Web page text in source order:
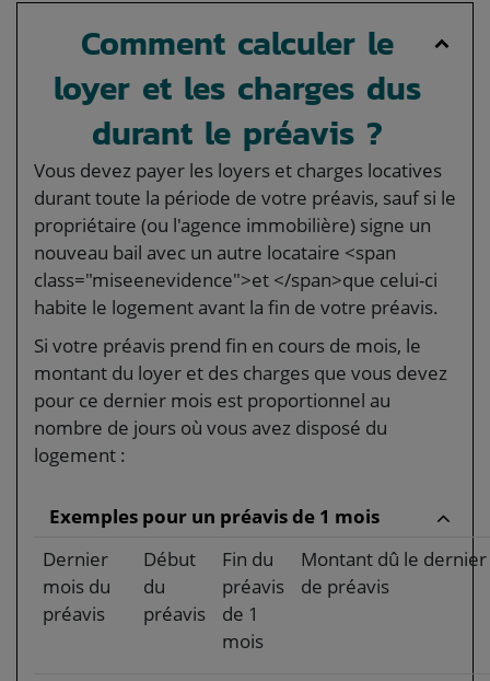
Comment calculer le
loyer et les charges dus
durant le préavis ?
Vous devez payer les loyers et charges locatives
durant toute la période de votre préavis, sauf si le
propriétaire (ou l'agence immobilière) signe un
nouveau bail avec un autre locataire <span
class="miseenevidence">et </span>que celui-ci
habite le logement avant la fin de votre préavis.
Si votre préavis prend fin en cours de mois, le
montant du loyer et des charges que vous devez
pour ce dernier mois est proportionnel au
nombre de jours où vous avez disposé du
logement :
Exemples pour un préavis de 1 mois
Dernier
mois du
préavis
Début
du
préavis
Fin du
préavis
de 1
mois
Montant dû le
de préavis